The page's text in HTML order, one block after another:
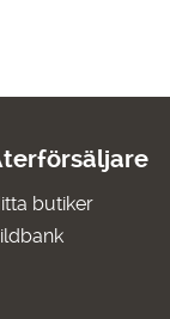
butiker